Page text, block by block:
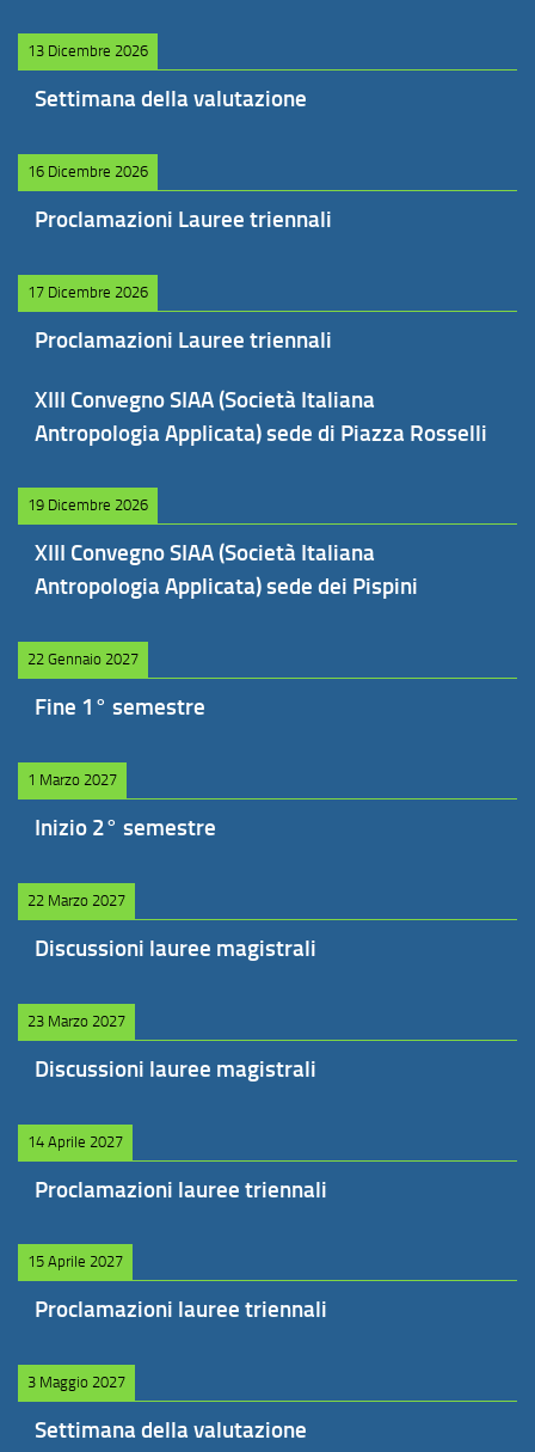
13 Dicembre 2026
Settimana della valutazione
16 Dicembre 2026
Proclamazioni Lauree triennali
17 Dicembre 2026
Proclamazioni Lauree triennali
XIII Convegno SIAA (Società Italiana
Antropologia Applicata) sede di Piazza Rosselli
19 Dicembre 2026
XIII Convegno SIAA (Società Italiana
Antropologia Applicata) sede dei Pispini
22 Gennaio 2027
Fine 1° semestre
1 Marzo 2027
Inizio 2° semestre
22 Marzo 2027
Discussioni lauree magistrali
23 Marzo 2027
Discussioni lauree magistrali
14 Aprile 2027
Proclamazioni lauree triennali
15 Aprile 2027
Proclamazioni lauree triennali
3 Maggio 2027
Settimana della valutazione